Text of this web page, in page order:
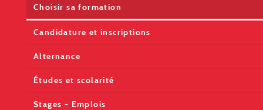
Choisir sa formation
Candidature et inscriptions
Alternance
Études et scolarité
Stages - Emplois